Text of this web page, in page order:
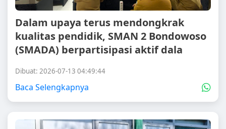
Dalam upaya terus mendongkrak
kualitas pendidik, SMAN 2 Bondowoso
(SMADA) berpartisipasi aktif dala
Dibuat: 2026-07-13 04:49:44
Baca Selengkapnya